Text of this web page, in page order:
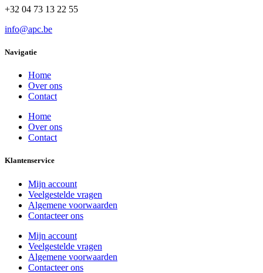
+32 04 73 13 22 55
info@apc.be
Navigatie
Home
Over ons
Contact
Home
Over ons
Contact
Klantenservice
Mijn account
Veelgestelde vragen
Algemene voorwaarden
Contacteer ons
Mijn account
Veelgestelde vragen
Algemene voorwaarden
Contacteer ons